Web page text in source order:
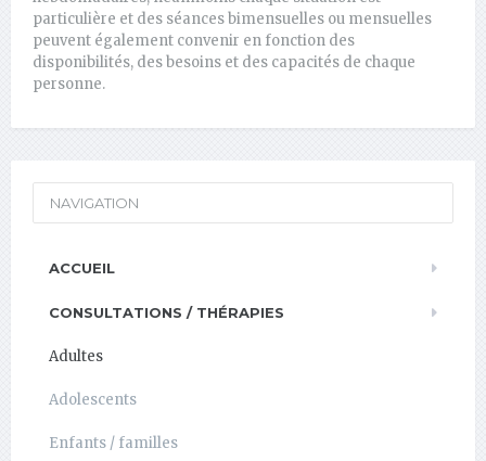
particulière et des séances bimensuelles ou mensuelles
peuvent également convenir en fonction des
disponibilités, des besoins et des capacités de chaque
personne.
NAVIGATION
ACCUEIL
CONSULTATIONS / THÉRAPIES
Adultes
Adolescents
Enfants / familles